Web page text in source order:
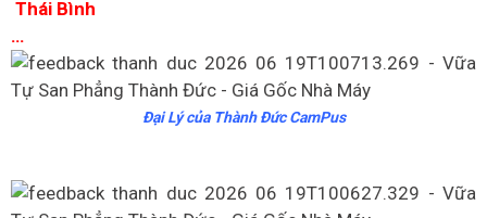
Thái Bình
…
Đại Lý của Thành Đức CamPus